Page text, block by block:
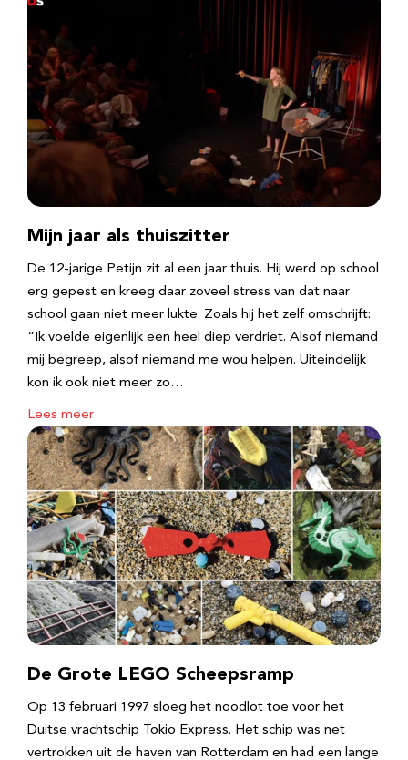
Mijn jaar als thuiszitter
De 12-jarige Petijn zit al een jaar thuis. Hij werd op school
erg gepest en kreeg daar zoveel stress van dat naar
school gaan niet meer lukte. Zoals hij het zelf omschrijft:
“Ik voelde eigenlijk een heel diep verdriet. Alsof niemand
mij begreep, alsof niemand me wou helpen. Uiteindelijk
kon ik ook niet meer zo…
Lees meer
De Grote LEGO Scheepsramp
Op 13 februari 1997 sloeg het noodlot toe voor het
Duitse vrachtschip Tokio Express. Het schip was net
vertrokken uit de haven van Rotterdam en had een lange